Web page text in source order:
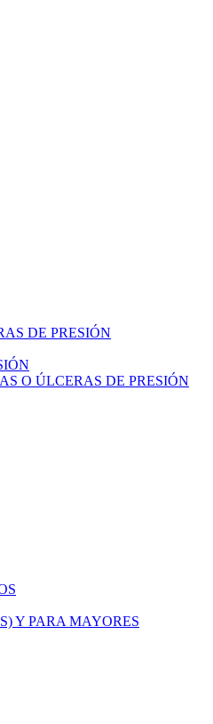
DE PRESIÓN
O ÚLCERAS DE PRESIÓN
Y PARA MAYORES